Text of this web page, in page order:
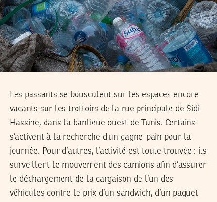
Les passants se bousculent sur les espaces encore
vacants sur les trottoirs de la rue principale de Sidi
Hassine, dans la banlieue ouest de Tunis. Certains
s’activent à la recherche d’un gagne-pain pour la
journée. Pour d’autres, l’activité est toute trouvée : ils
surveillent le mouvement des camions afin d’assurer
le déchargement de la cargaison de l’un des
véhicules contre le prix d’un sandwich, d’un paquet